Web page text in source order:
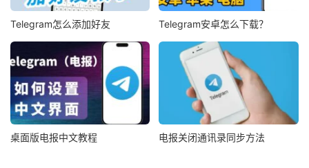
Telegram怎么添加好友 Telegram安卓怎么下载？
桌面版电报中文教程 电报关闭通讯录同步方法